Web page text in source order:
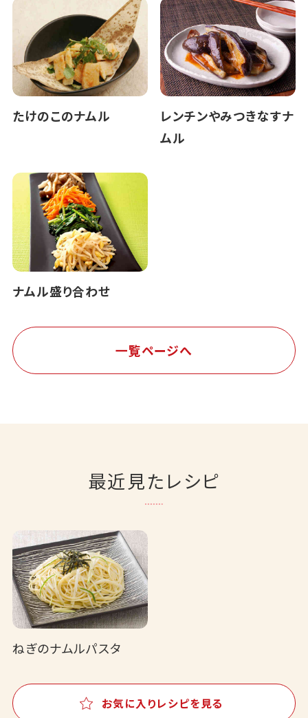
たけのこのナムル
レンチンやみつきなすナ
ムル
ナムル盛り合わせ
一覧ページへ
最近見たレシピ
ねぎのナムルパスタ
お気に入りレシピを見る